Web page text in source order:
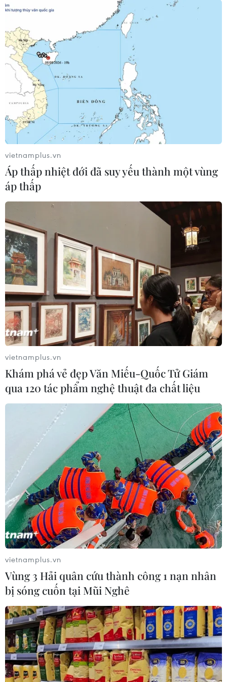
TIN CÙNG CHUYÊN MỤC
Thị trường vaccine thế giới chuyển
hướng sang người cao tuổi
08/08/2026 15:01
vietnamplus.vn
Áp thấp nhiệt đới đã suy yếu thành một vùng
áp thấp
vietnamplus.vn
Khám phá vẻ đẹp Văn Miếu-Quốc Tử Giám
qua 120 tác phẩm nghệ thuật đa chất liệu
vietnamplus.vn
Vùng 3 Hải quân cứu thành công 1 nạn nhân
bị sóng cuốn tại Mũi Nghê